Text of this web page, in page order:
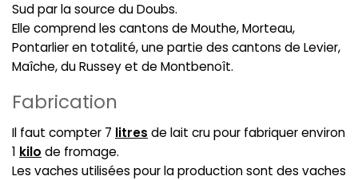
Sud par la source du Doubs.
Elle comprend les cantons de Mouthe, Morteau,
Pontarlier en totalité, une partie des cantons de Levier,
Maîche, du Russey et de Montbenoît.
Fabrication
Il faut compter 7 litres de lait cru pour fabriquer environ
1 kilo de fromage.
Les vaches utilisées pour la production sont des vaches